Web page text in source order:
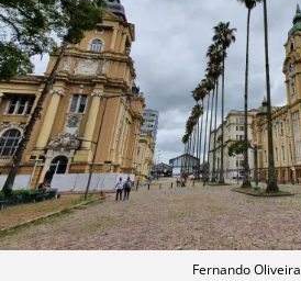
Fernando Oliveira